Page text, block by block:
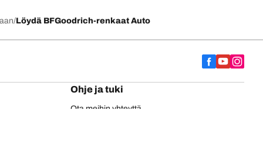
Löydä BFGoodrich-renkaat Auto
Ohje ja tuki
Ota meihin yhteyttä